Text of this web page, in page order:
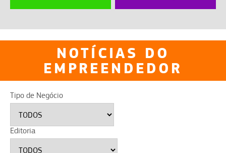
NOTÍCIAS DO
EMPREENDEDOR
Tipo de Negócio
Editoria